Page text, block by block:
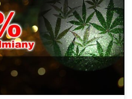
oferta, którą uruchamiamy z